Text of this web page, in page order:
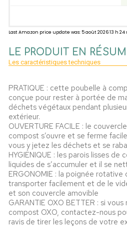
Last Amazon price update was: 5 août 2026 13 h
LE PRODUIT EN
Les caractéristiques techniques
PRATIQUE : cette poubelle à
conçue pour rester à portée de
déchets végétaux pendant
extérieur.
OUVERTURE FACILE : le
compost s’ouvre et se ferme
vous y jetez les déchets et se
HYGIÉNIQUE : les parois lisses
liquides de s’accumuler et il se
ERGONOMIE : la poignée
transporter facilement et de le
et son couvercle amovible
GARANTIE OXO BETTER : si
compost OXO, contactez-nous
ravis de tirer les leçons de votre